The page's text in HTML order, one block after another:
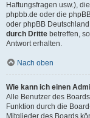
Haftungsfragen usw.), die
phpbb.de oder die
oder phpBB
durch Dritte betreffen,
Antwort erhalten.
Nach oben
Wie kann ich einen
Alle Benutzer des
Funktion durch die
Mitglieder des Boards